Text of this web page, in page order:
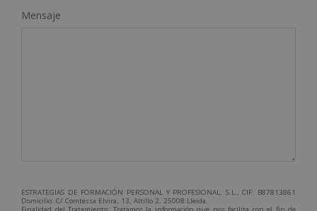
Mensaje
ESTRATEGIAS DE FORMACIÓN PERSONAL Y PROFESIONAL, S.L., CIF: B87813861
Domicilio: C/ Comtessa Elvira, 13, Altillo 2, 25008 Lleida.
Finalidad del Tratamiento: Tratamos la información que nos facilita con el fin de